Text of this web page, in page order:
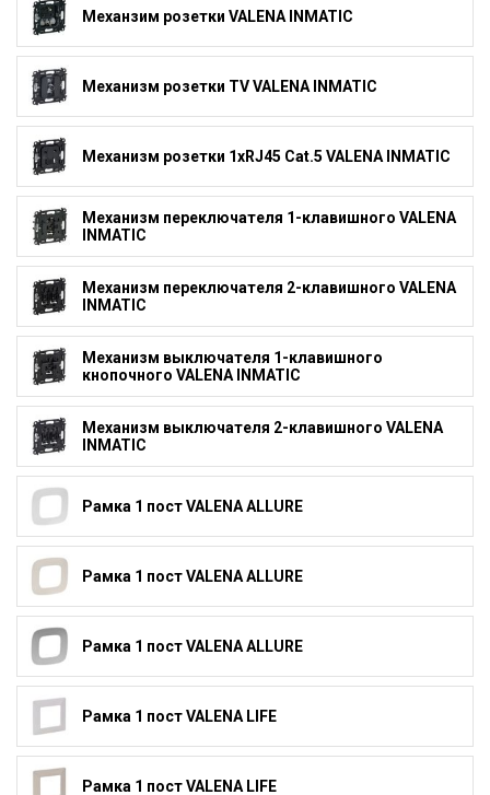
Механзим розетки VALENA INMATIC
Механизм розетки TV VALENA INMATIC
Механизм розетки 1xRJ45 Cat.5 VALENA INMATIC
Механизм переключателя 1-клавишного VALENA
INMATIC
Механизм переключателя 2-клавишного VALENA
INMATIC
Механизм выключателя 1-клавишного
кнопочного VALENA INMATIC
Механизм выключателя 2-клавишного VALENA
INMATIC
Рамка 1 пост VALENA ALLURE
Рамка 1 пост VALENA ALLURE
Рамка 1 пост VALENA ALLURE
Рамка 1 пост VALENA LIFE
Рамка 1 пост VALENA LIFE